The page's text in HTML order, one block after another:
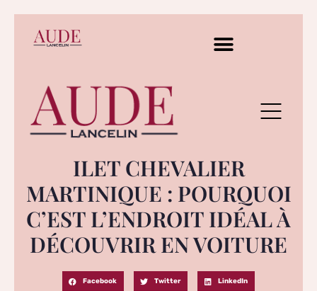
ILET CHEVALIER
MARTINIQUE : POURQUOI
C’EST L’ENDROIT IDÉAL À
DÉCOUVRIR EN VOITURE
Facebook Twitter LinkedIn